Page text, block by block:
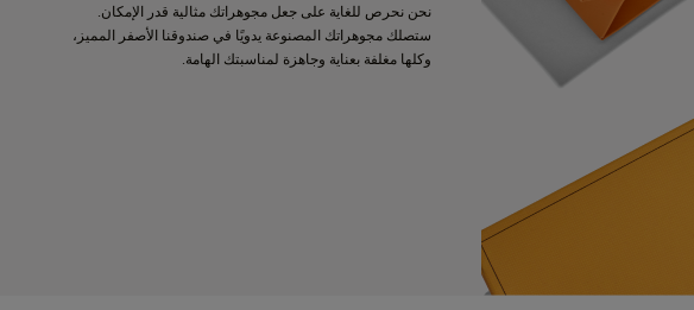
نحن نحرص للغاية على جعل مجوهراتك مثالية قدر الإمكان.
ستصلك مجوهراتك المصنوعة يدويًا في صندوقنا الأصفر المميز،
وكلها مغلفة بعناية وجاهزة لمناسبتك الهامة.